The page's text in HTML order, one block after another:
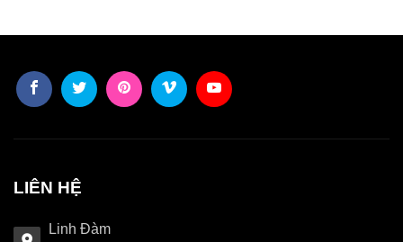
LIÊN HỆ
Linh Đàm